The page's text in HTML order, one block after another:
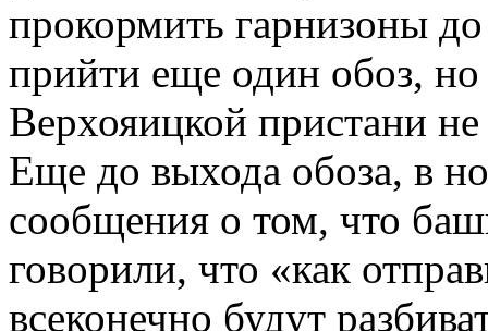
прокормить гарнизоны
прийти еще один обоз, но
Верхояицкой пристани
Еще до выхода обоза, в
сообщения о том, что
говорили, что «как
всеконечно будут